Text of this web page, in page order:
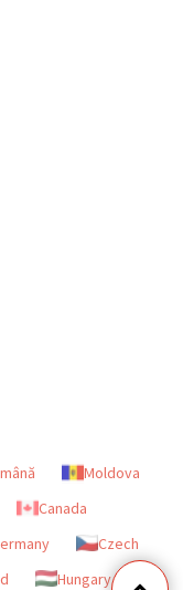
Moldova
Canada
Czech
Hungary